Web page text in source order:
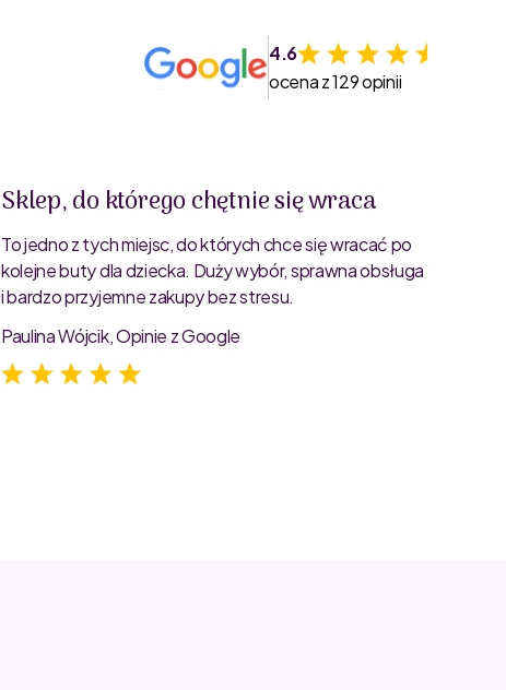
4.6
ocena z 129 opinii
Sklep, do którego chętnie się wraca
To jedno z tych miejsc, do których chce się wracać po
kolejne buty dla dziecka. Duży wybór, sprawna obsługa
i bardzo przyjemne zakupy bez stresu.
Paulina Wójcik, Opinie z Google